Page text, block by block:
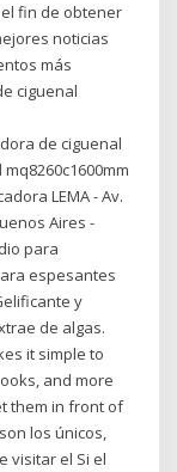
fin de obtener
noticias
más
ciguenal
de ciguenal
LEMA - Av.
Aires -
para
espesantes
y
de algas.
it simple to
and more
them in front of
los únicos,
visitar el Si el